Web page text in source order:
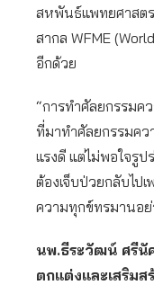
สหพันธ์แพทยศาสต
สากล WFME
อีกด้วย
“การทำศัลยกรรมค
ที่มาทำศัลยกรรมค
แรงดี แต่ไม่พอใจรูป
ต้องเจ็บป่วยกลับไป
ความทุกข์ทรมานอย่
นพ.ธีระวัฒน์ ศรีนั
ตกแต่งและเสริมส